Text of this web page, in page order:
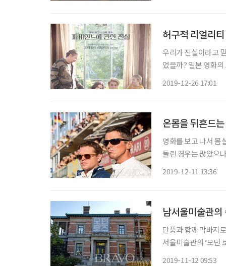
허구적 리얼리
우리가 진실이라고
었을까? 일본 영화
2019-12-26 17:01
온몸을 뒤흔드
영화를 보고 나서 몸
들린 경우는 많았으
2019-12-11 13:36
남서울미술관의
단풍과 함께 막바지
서울미술관의 ‘모던
2019-11-12 09:53